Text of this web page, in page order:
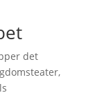
det